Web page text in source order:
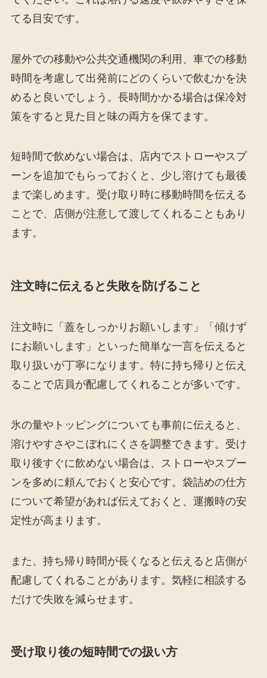
てる目安です。
屋外での移動や公共交通機関の利用、車での移動
時間を考慮して出発前にどのくらいで飲むかを決
めると良いでしょう。長時間かかる場合は保冷対
策をすると見た目と味の両方を保てます。
短時間で飲めない場合は、店内でストローやスプ
ーンを追加でもらっておくと、少し溶けても最後
まで楽しめます。受け取り時に移動時間を伝える
ことで、店側が注意して渡してくれることもあり
ます。
注文時に伝えると失敗を防げること
注文時に「蓋をしっかりお願いします」「傾けず
にお願いします」といった簡単な一言を伝えると
取り扱いが丁寧になります。特に持ち帰りと伝え
ることで店員が配慮してくれることが多いです。
氷の量やトッピングについても事前に伝えると、
溶けやすさやこぼれにくさを調整できます。受け
取り後すぐに飲めない場合は、ストローやスプー
ンを多めに頼んでおくと安心です。袋詰めの仕方
について希望があれば伝えておくと、運搬時の安
定性が高まります。
また、持ち帰り時間が長くなると伝えると店側が
配慮してくれることがあります。気軽に相談する
だけで失敗を減らせます。
受け取り後の短時間での扱い方